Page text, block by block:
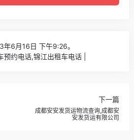
年6月16日 下午9:26。
预约电话,锦江出租车电话 |
下一篇
成都安安发货运物流查询,成都安
安发货运有限公司